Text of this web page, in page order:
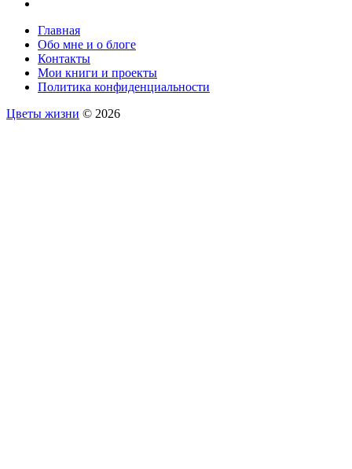
Главная
Обо мне и о блоге
Контакты
Мои книги и проекты
Политика конфиденциальности
Цветы жизни © 2026